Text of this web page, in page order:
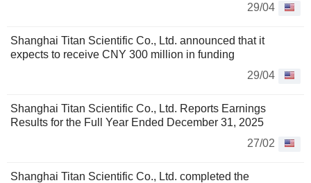
29/04
Shanghai Titan Scientific Co., Ltd. announced that it
expects to receive CNY 300 million in funding
29/04
Shanghai Titan Scientific Co., Ltd. Reports Earnings
Results for the Full Year Ended December 31, 2025
27/02
Shanghai Titan Scientific Co., Ltd. completed the